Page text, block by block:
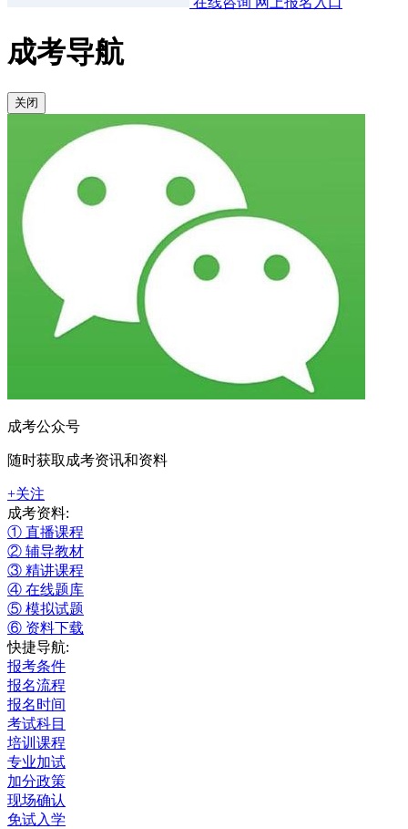
成考导航
关闭
成考公众号
随时获取成考资讯和资料
+关注
成考资料:
① 直播课程
② 辅导教材
③ 精讲课程
④ 在线题库
⑤ 模拟试题
⑥ 资料下载
快捷导航:
报考条件
报名流程
报名时间
考试科目
培训课程
专业加试
加分政策
现场确认
免试入学